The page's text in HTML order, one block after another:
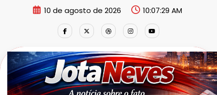
10 de agosto de 2026 10:07:29 AM